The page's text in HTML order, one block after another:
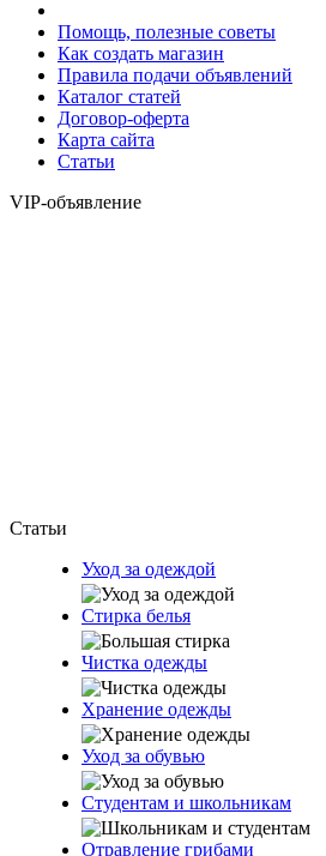
Помощь, полезные советы
Как создать магазин
Правила подачи объявлений
Каталог статей
Договор-оферта
Карта сайта
Статьи
VIP-объявление
Статьи
Уход за одеждой
Стирка белья
Чистка одежды
Хранение одежды
Уход за обувью
Студентам и школьникам
Отравление грибами